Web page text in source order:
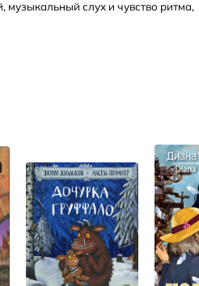
музыкальный слух и чувство ритма,